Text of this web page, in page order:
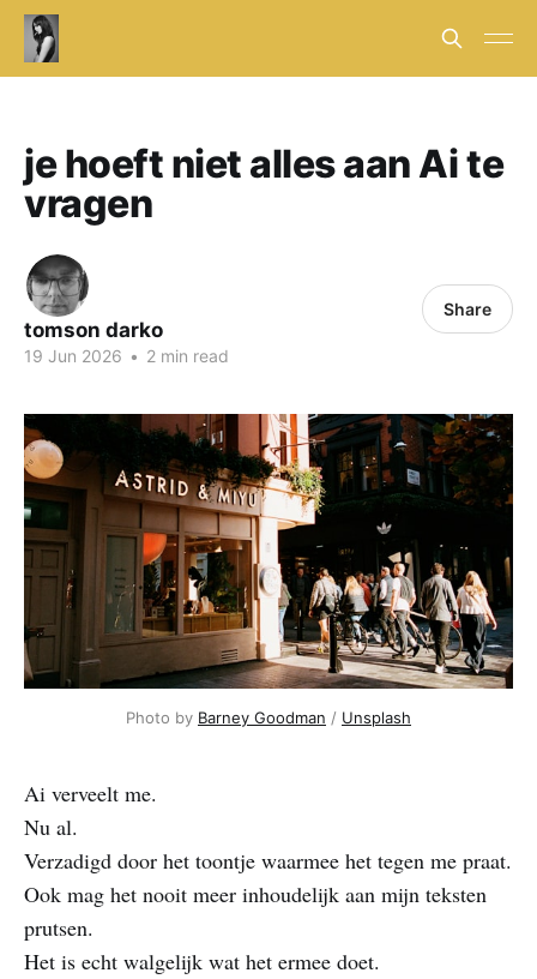
je hoeft niet alles aan Ai te
vragen
tomson darko
19 Jun 2026 • 2 min read
Share
Photo by Barney Goodman / Unsplash
Ai verveelt me.
Nu al.
Verzadigd door het toontje waarmee het tegen me praat.
Ook mag het nooit meer inhoudelijk aan mijn teksten
prutsen.
Het is echt walgelijk wat het ermee doet.